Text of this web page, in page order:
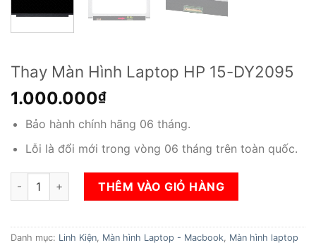
Thay Màn Hình Laptop HP 15-DY2095
1.000.000₫
Bảo hành chính hãng 06 tháng.
Lỗi là đổi mới trong vòng 06 tháng trên toàn quốc.
Thay Màn Hình Laptop HP 15-DY2095 số lượng
THÊM VÀO GIỎ HÀNG
Danh mục: Linh Kiện Màn hình Laptop - Macbook Màn hình laptop